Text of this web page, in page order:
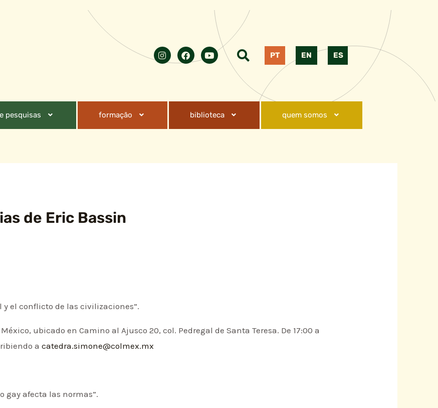
PT EN ES
pesquisas formação biblioteca quem somos
de Eric Bassin
y el conflicto de las civilizaciones”.
ubicado en Camino al Ajusco 20, col. Pedregal de Santa Teresa. De 17:00 a
acatedra.simone@colmex.mx
gay afecta las normas”.